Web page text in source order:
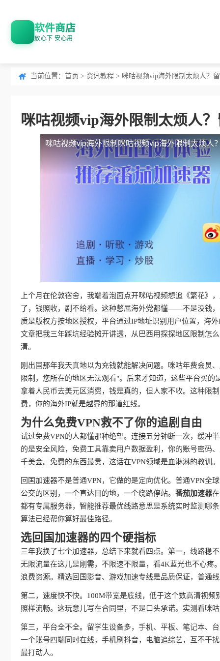
软件商店
放心下 安心用
当前位置： 首页 > 资讯教程 > 咪咕视频vip海外限制太烦人？
咪咕视频vip海外限制太烦人
咪咕视频vip海外限制咪咕视频vip海外限制太烦人
上个月在伦敦宿舍，我端着泡面点开咪咕视频想追《繁花
了，钱照收，剧不给看。这种憋屈海外党都懂——不是没钱
质是版权方按地区授权，平台通过IP地址识别用户位置，海
文章把我三年踩坑经验摊开讲透，从巴西用探探地区限制怎
清。
刚出国那年我天真地以为充钱就能解决问题。咪咕年费会员
限制，您所在的地区无法观看"。后来才知道，这些平台买
拿着人民币去美元区消费，钱是真的，但人家不收。这种限
费，你的海外IP就是越界的那道红线。
为什么免费VPN救不了你的追剧自由
试过免费VPN的人都懂那种绝望。连接五分钟断一次，缓冲
的是安全风险，免费工具靠卖用户数据盈利，你的账号密码
千美金。免费的东西最贵，这话在VPN领域是血淋淋的教训。
回国加速器不是普通VPN，它做的是定向优化。普通VPN全
公交的区别，一个直达目的地，一个绕路停站。 番茄加速器
都有专属服务器，智能推荐最优线路意思是系统实时监测哪
算法已经帮你算好最佳路径。
选回国加速器的四个硬指标
三年我换了七个加速器，总结下来就看四点。第一，线路稳
无限流量在这儿是刚需，不限速不限量，看4K蓝光也不心疼
浪费资源。精选回国影音、游戏加速专线是品质保证，普通
第二，速度快不快。100M带宽是底线，低于这个数高清视频
照样流畅。这玩意儿写在合同里，不是口头承诺。实测看咪
第三，平台全不全。留学生设备多，手机、平板、笔记本、
一个账号四端同时在线，手机刷抖音，电脑追综艺，互不干
最打动人。